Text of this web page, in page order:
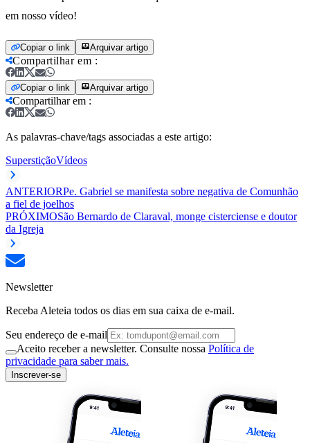
em nosso vídeo!
Copiar o link Arquivar artigo
Compartilhar em :
Copiar o link Arquivar artigo
Compartilhar em :
As palavras-chave/tags associadas a este artigo:
SuperstiçãoVídeos
ANTERIORPe. Gabriel se manifesta sobre negativa de Comunhão
a fiel de joelhos
PRÓXIMOSão Bernardo de Claraval, monge cisterciense e doutor
da Igreja
Newsletter
Receba Aleteia todos os dias em sua caixa de e-mail.
Seu endereço de e-mail
Aceito receber a newsletter. Consulte nossa Política de
privacidade para saber mais.
Inscrever-se